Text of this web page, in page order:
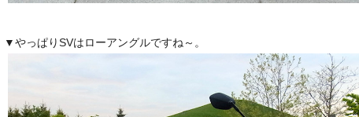
▼やっぱりSVはローアングルですね～。